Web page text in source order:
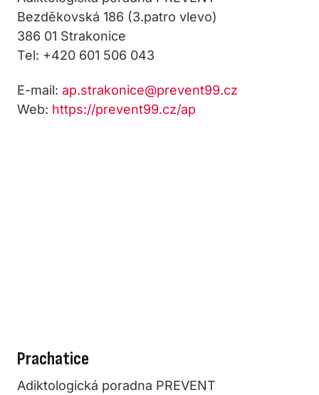
Bezděkovská 186 (3.patro vlevo)
386 01 Strakonice
Tel: +420 601 506 043
E-mail: ap.strakonice@prevent99.cz
Web: https://prevent99.cz/ap
Prachatice
Adiktologická poradna PREVENT